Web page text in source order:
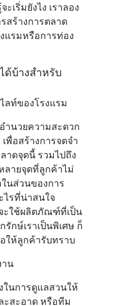
เริ่มยังไง เราลอง
สร้างการตลาด
แรมหรือการท่อง
ด้บ้างสำหรับ
ลท์ของโรงแรม
ำนวยความสะดวก
พื่อสร้างการจดจำ
าดจุดนี้ รวมไปถึง
ลายจุดที่ลูกค้าไม่
นส่วนของการ
ไรที่น่าสนใจ
ะใช้ผลิตภัณฑ์ที่เป็น
กษ์เราเป็นพิเศษ ก็
ให้ลูกค้ารับทราบ
าน
ในการดูแลสวนให้
ะสะอาด หรือทีม